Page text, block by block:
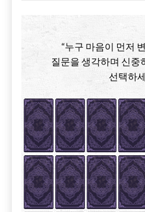
“누구 마음이 먼저
질문을 생각하며 신중
선택하